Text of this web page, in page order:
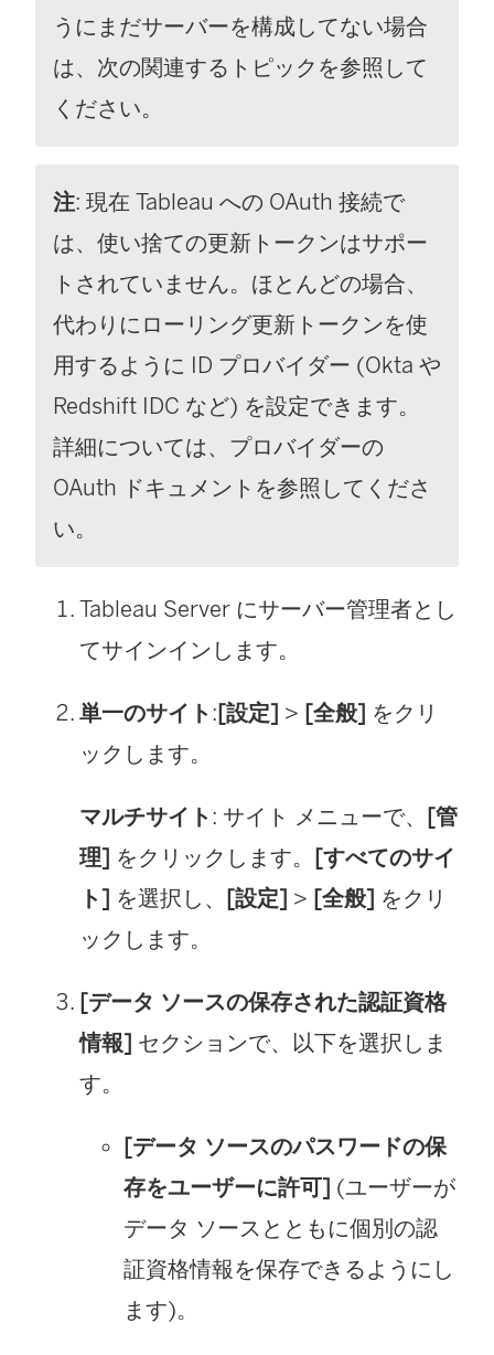
うにまだサーバーを構成してない場合
は、次の関連するトピックを参照して
ください。
注: 現在 Tableau への OAuth 接続で
は、使い捨ての更新トークンはサポー
トされていません。ほとんどの場合、
代わりにローリング更新トークンを使
用するように ID プロバイダー (Okta や
Redshift IDC など) を設定できます。
詳細については、プロバイダーの
OAuth ドキュメントを参照してくださ
い。
Tableau Server にサーバー管理者とし
てサインインします。
単一のサイト :[設定] > [全般] をクリ
ックします。
マルチサイト : サイト メニューで、 [管
理] をクリックします。 [すべてのサイ
ト] を選択し、 [設定] > [全般] をクリ
ックします。
[データ ソースの保存された認証資格
情報] セクションで、以下を選択しま
す。
[データ ソースのパスワードの保
存をユーザーに許可] (ユーザーが
データ ソースとともに個別の認
証資格情報を保存できるようにし
ます)。